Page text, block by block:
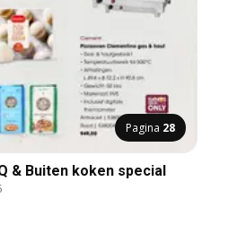
Pagina 28
& Buiten koken special